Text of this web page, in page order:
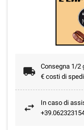
Consegna 1/2
€ costi di
In caso di